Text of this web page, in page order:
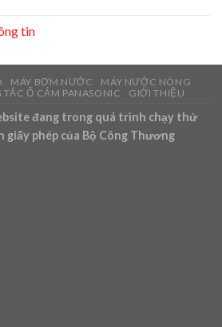
tin
MÁY BƠM NƯỚC
MÁY NƯỚC NÓNG
TẮC Ổ CẮM PANASONIC GIỚI THIỆU
đang trong quá trình chạy thử
giấy phép của Bộ Công Thương